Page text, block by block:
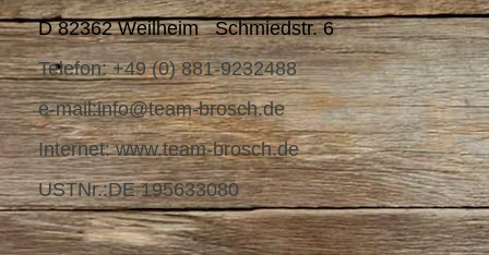
D 82362 Weilheim Schmiedstr. 6
Telefon: +49 (0) 881-9232488
e-mail:info@team-brosch.de
Internet: www.team-brosch.de
USTNr.:DE 195633080